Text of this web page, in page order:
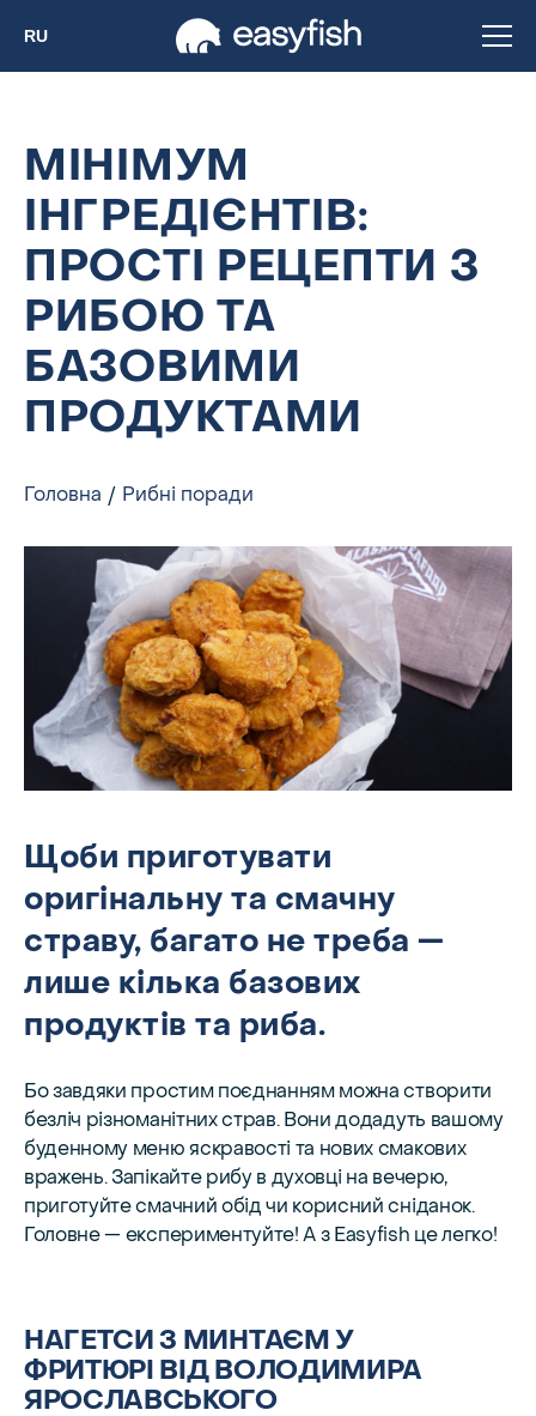
RU
МІНІМУМ
ІНГРЕДІЄНТІВ:
ПРОСТІ РЕЦЕПТИ З
РИБОЮ ТА
БАЗОВИМИ
ПРОДУКТАМИ
Головна Рибні поради
Щоби приготувати
оригінальну та смачну
страву, багато не треба —
лише кілька базових
продуктів та риба.
Бо завдяки простим поєднанням можна створити
безліч різноманітних страв. Вони додадуть вашому
буденному меню яскравості та нових смакових
вражень. Запікайте рибу в духовці на вечерю,
приготуйте смачний обід чи корисний сніданок.
Головне — експериментуйте! А з Easyfish це легко!
НАГЕТСИ З МИНТАЄМ У
ФРИТЮРІ ВІД ВОЛОДИМИРА
ЯРОСЛАВСЬКОГО